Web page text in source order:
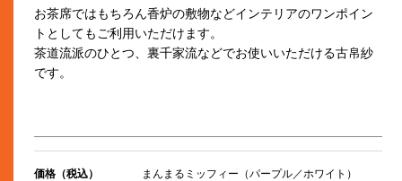
お茶席ではもちろん香炉の敷物などインテリアのワンポイン
トとしてもご利用いただけます。
茶道流派のひとつ、裏千家流などでお使いいただける古帛紗
です。
価格（税込）
まんまるミッフィー（パープル／ホワイト）